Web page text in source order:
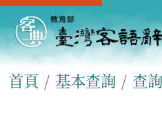
首頁 基本查詢 查